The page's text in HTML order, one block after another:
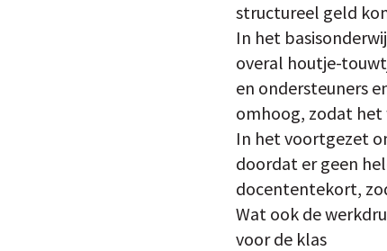
structureel geld
In het
overal houtje-
en ondersteuners
omhoog, zodat het
In het voortgezet
doordat er geen
docententekort,
Wat ook de
voor de klas